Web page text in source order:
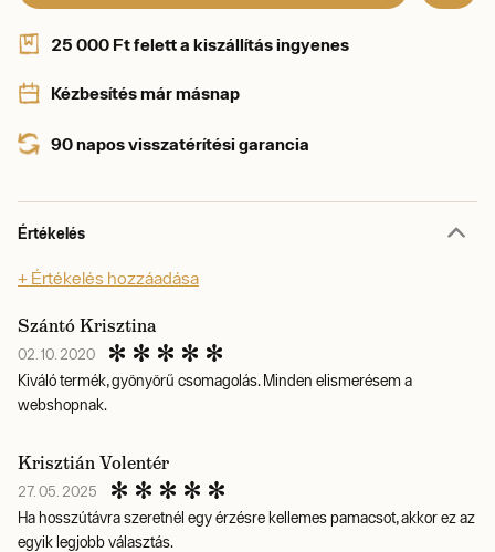
25 000 Ft felett a kiszállítás ingyenes
Kézbesítés már másnap
90 napos visszatérítési garancia
Értékelés
+ Értékelés hozzáadása
Szántó Krisztina
02. 10. 2020
Kiváló termék, gyönyörű csomagolás. Minden elismerésem a
webshopnak.
Krisztián Volentér
27. 05. 2025
Ha hosszútávra szeretnél egy érzésre kellemes pamacsot, akkor ez az
egyik legjobb választás.